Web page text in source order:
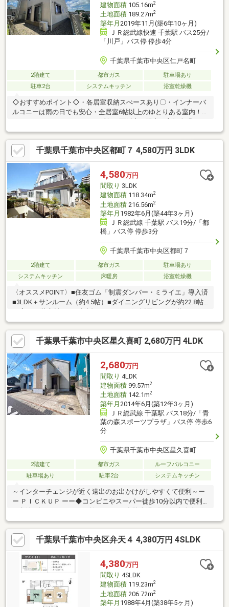
建物面積105.16m2
土地面積189.27m2
築年月 2019年11月(築6年10ヶ月)
ＪＲ総武線快速 千葉駅 バス25分/
「川戸」バス停 停歩4分
千葉県千葉市中央区仁戸名町
2階建て 都市ガス
駐車場あり
駐車2台
システムキッチン 浴室乾燥機
◇おすすめポイント◇・各居室収納スぺースあり〇・インナーバ
ルコニーは雨の日でも安心・全居室6帖以上のゆとりある室内！・
ウォークインクローゼット2か所・2面採光で陽当り良好〇明るい
室内♪・リビング16帖で広々ゆとりがあります・カウンターキッ
チンでリビングを見渡す事ができるので、小さなお子様がいても
安心です〇※別途間知ブロック面積約48.58平米も含む189.27平米
の売買となります。〇●ご案内方法●〇ご来店できないお客様はご
指定場所での待ち合わせからのご案内も可能です（無料送迎）
千葉県千葉市中央区都町７ 4,580万円 3LDK
4,580万円
間取り 3LDK
建物面積118.34m2
土地面積216.56m2
築年月 1982年6月(築44年3ヶ月)
ＪＲ総武線 千葉駅 バス19分/「都
橋」バス停 停歩3分
千葉県千葉市中央区都町７
2階建て 都市ガス
駐車場あり
システムキッチン
床暖房 浴室乾燥機
〈オススメPOINT〉■住友ゴム「制震ダンバー・ミライエ」導入済
■3LDK＋サンルーム（約4.5帖）■ダイニングリビングが約22.8帖
大型システムキッチンの採用■全居室が６帖以上■広いバルコニー
■ＬＤには、ＴＥＳ式床暖房あり■各居室にクローゼット付■リビ
ングのコーナー窓からは千葉駅周辺の夜景が綺麗に見れます。▽
ご見学予約「ご内覧予約」は、お気軽にお問い合わせ下さい。
千葉県千葉市中央区星久喜町 2,680万円 4LDK
2,680万円
間取り 4LDK
建物面積99.57m2
土地面積142.1m2
築年月 2014年6月(築12年3ヶ月)
ＪＲ総武線 千葉駅 バス18分/「青
葉の森スポーツプラザ」バス停 停歩6
分
千葉県千葉市中央区星久喜町
2階建て 都市ガス
ルーフバルコニー
駐車場あり
駐車2台 システムキッチン
～インターチェンジが近く遠出のお出かけがしやすくて便利～ー
ー ＰＩＣＫＵＰ ーー◆コンビニやスーパー徒歩10分以内で便利
な立地♪◆アイディホーム施工の4LDK◆駐車場2台可能◆南向き
の全室2面採光で明るい室内◎◆リビング隣の和室は多様にお使
いいただけます！◆全室収納付き♪ご家族の衣類やお荷物もスッ
キリ片付きそうですね！※引き渡しはR9年2月になります利便性と
住環境の良さをバランス良く両立した立地が魅力。ご自身好みの
リフォームベースとしての活用や、初めてのマイホームにもおす
すめです！ぜひ一度、周辺環境と合わせてご見学ください。
千葉県千葉市中央区弁天４ 4,380万円 4SLDK
4,380万円
間取り 4SLDK
建物面積119.23m2
土地面積206.72m2
築年月 1988年4月(築38年5ヶ月)